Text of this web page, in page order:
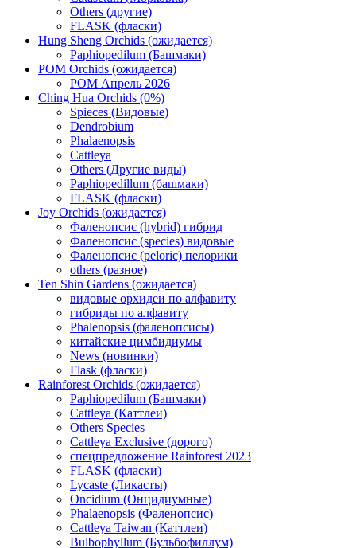
Others (другие)
FLASK (фласки)
Hung Sheng Orchids (ожидается)
Paphiopedilum (Башмаки)
POM Orchids (ожидается)
POM Апрель 2026
Ching Hua Orchids (0%)
Spieces (Видовые)
Dendrobium
Phalaenopsis
Cattleya
Others (Другие виды)
Paphiopedillum (башмаки)
FLASK (фласки)
Joy Orchids (ожидается)
Фаленопсис (hybrid) гибрид
Фаленопсис (species) видовые
Фаленопсис (peloric) пелорики
others (разное)
Ten Shin Gardens (ожидается)
видовые орхидеи по алфавиту
гибриды по алфавиту
Phalenopsis (фаленопсисы)
китайские цимбидиумы
News (новинки)
Flask (фласки)
Rainforest Orchids (ожидается)
Paphiopedilum (Башмаки)
Cattleya (Каттлеи)
Others Species
Cattleya Exclusive (дорого)
спецпредложение Rainforest 2023
FLASK (фласки)
Lycaste (Ликасты)
Oncidium (Онцидиумные)
Phalaenopsis (Фаленопсис)
Cattleya Taiwan (Каттлеи)
Bulbophyllum (Бульбофиллум)